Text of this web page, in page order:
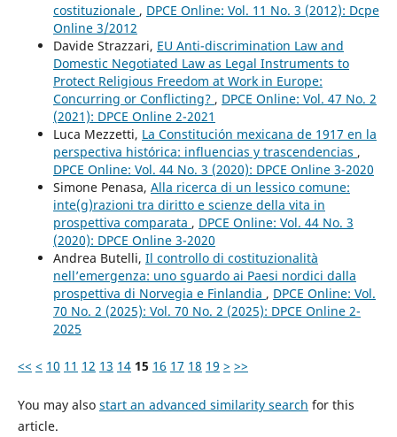
costituzionale , DPCE Online: Vol. 11 No. 3 (2012): Dcpe
Online 3/2012
Davide Strazzari, EU Anti-discrimination Law and
Domestic Negotiated Law as Legal Instruments to
Protect Religious Freedom at Work in Europe:
Concurring or Conflicting? , DPCE Online: Vol. 47 No. 2
(2021): DPCE Online 2-2021
Luca Mezzetti, La Constitución mexicana de 1917 en la
perspectiva histórica: influencias y trascendencias ,
DPCE Online: Vol. 44 No. 3 (2020): DPCE Online 3-2020
Simone Penasa, Alla ricerca di un lessico comune:
inte(g)razioni tra diritto e scienze della vita in
prospettiva comparata , DPCE Online: Vol. 44 No. 3
(2020): DPCE Online 3-2020
Andrea Butelli, Il controllo di costituzionalità
nell’emergenza: uno sguardo ai Paesi nordici dalla
prospettiva di Norvegia e Finlandia , DPCE Online: Vol.
70 No. 2 (2025): Vol. 70 No. 2 (2025): DPCE Online 2-
2025
<< < 10 11 12 13 14 15 16 17 18 19 > >>
You may also start an advanced similarity search for this
article.